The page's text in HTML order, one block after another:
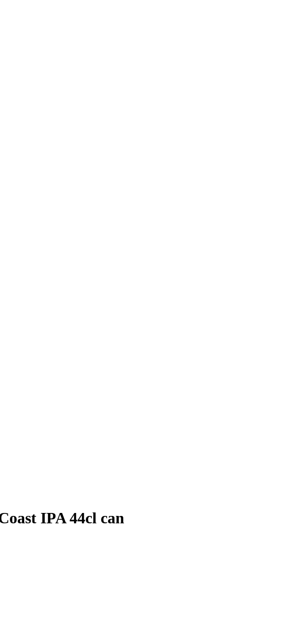
IPA 44cl can